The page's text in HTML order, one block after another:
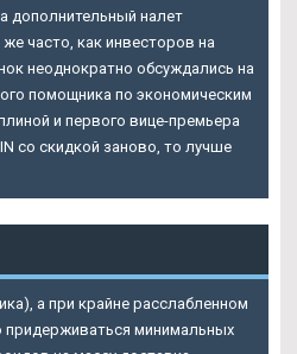
дополнительный налет
часто, как инвесторов на
неоднократно обсуждались на
помощника по экономическим
и первого вице-премьера
со скидкой заново, то лучше
а при крайне расслабленном
придерживаться минимальных